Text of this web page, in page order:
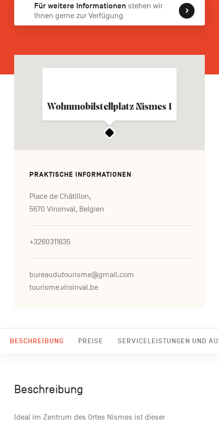
FR NL EN
Navigation
secondaire
Für weitere Informationen stehen wir
Ihnen gerne zur Verfügung
BESCHREIBUNG PREISE SERVICELEISTUNGEN UND
Wohnmobilstellplatz Nismes 1
PRAKTISCHE INFORMATIONEN
Place de Châtillon,
5670 Viroinval, Belgien
+3260311635
bureaudutourisme@gmail.com
tourisme.viroinval.be
Beschreibung
Ideal im Zentrum des Ortes Nismes ist dieser